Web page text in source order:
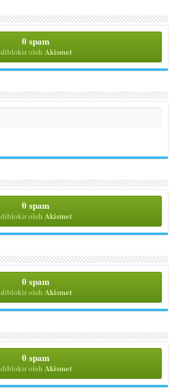
0 spam
diblokir oleh Akismet
0 spam
diblokir oleh Akismet
0 spam
diblokir oleh Akismet
0 spam
diblokir oleh Akismet